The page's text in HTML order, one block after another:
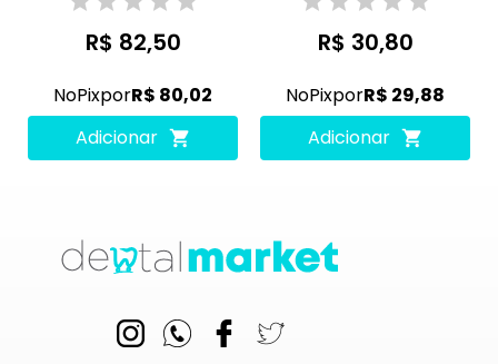
R$ 82,50
NoPixporR$ 80,02
Adicionar
R$ 30,80
NoPixporR$ 29,88
Adicionar